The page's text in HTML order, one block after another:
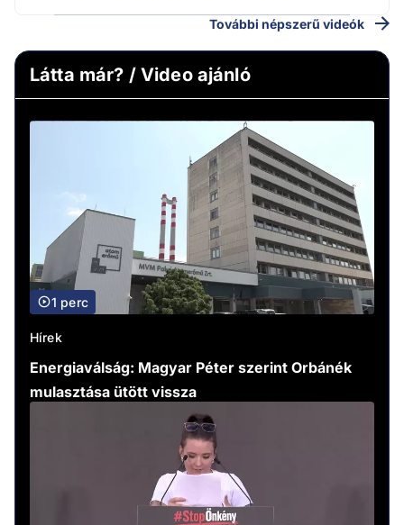
További népszerű videók
Látta már? / Video ajánló
1 perc
Hírek
Energiaválság: Magyar Péter szerint Orbánék
mulasztása ütött vissza